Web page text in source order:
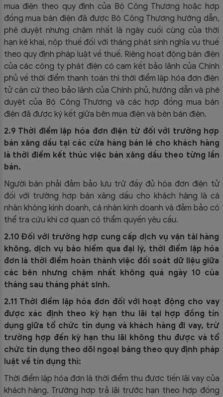
mua điện theo quy định của Bộ Công Thương hoặc hợp
đồng mua bán điện đã được Bộ Công Thương hướng dẫn,
phê duyệt nhưng chậm nhất là ngày cuối cùng của thời
hạn kê khai, nộp thuế đối với tháng phát sinh nghĩa vụ thuế
theo quy định pháp luật về thuế. Riêng hoạt động bán điện
của các công ty phát điện có cam kết bảo lãnh của Chính
phủ về thời điểm thanh toán thì thời điểm lập hóa đơn điện
tử căn cứ theo bảo lãnh của Chính phủ, hướng dẫn và phê
duyệt của Bộ Công Thương và các hợp đồng mua bán
điện đã được ký kết giữa bên mua điện và bên bán điện.
2.9 Thời điểm lập hóa đơn điện tử đối với trường hợp
bán xăng dầu tại các cửa hàng bán lẻ cho khách hàng
là thời điểm kết thúc việc bán xăng dầu theo từng lần
bán.
Người bán phải đảm bảo lưu trữ đầy đủ hóa đơn điện tử
đối với trường hợp bán xăng dầu cho khách hàng là cá
nhân không kinh doanh, cá nhân kinh doanh và đảm bảo có
thể tra cứu khi cơ quan có thẩm quyền yêu cầu.
2.10 Đối với trường hợp cung cấp dịch vụ vận tải hàng
không, dịch vụ bảo hiểm qua đại lý, thời điểm lập hóa
đơn là thời điểm hoàn thành việc đối soát dữ liệu giữa
các bên nhưng chậm nhất không quá ngày 10 của
tháng sau tháng phát sinh.
2.11 Thời điểm lập hóa đơn đối với hoạt động cho vay
được xác định theo kỳ hạn thu lãi tại hợp đồng tín
dụng giữa tổ chức tín dụng và khách hàng đi vay, trừ
trường hợp đến kỳ hạn thu lãi không thu được và tổ
chức tín dụng theo dõi ngoại bảng theo quy định pháp
luật về tín dụng thì:
Thời điểm lập hóa đơn là thời điểm thu được tiến lãi vay của
khách hàng. Trường hợp trả lãi trước hạn theo hợp đồng